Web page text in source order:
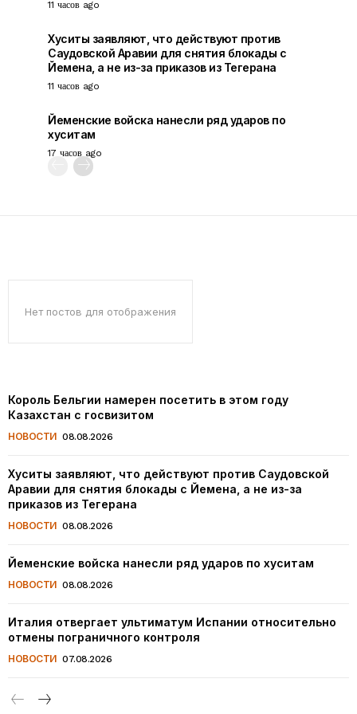
11 часов ago
Хуситы заявляют, что действуют против
Саудовской Аравии для снятия блокады с
Йемена, а не из-за приказов из Тегерана
11 часов ago
Йеменские войска нанесли ряд ударов по
хуситам
17 часов ago
Нет постов для отображения
Король Бельгии намерен посетить в этом году
Казахстан с госвизитом
НОВОСТИ 08.08.2026
Хуситы заявляют, что действуют против Саудовской
Аравии для снятия блокады с Йемена, а не из-за
приказов из Тегерана
НОВОСТИ 08.08.2026
Йеменские войска нанесли ряд ударов по хуситам
НОВОСТИ 08.08.2026
Италия отвергает ультиматум Испании относительно
отмены пограничного контроля
НОВОСТИ 07.08.2026